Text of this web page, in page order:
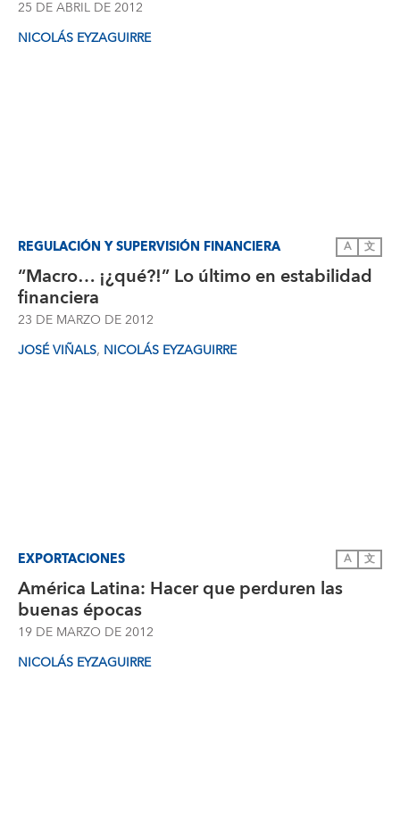
25 DE ABRIL DE 2012
NICOLÁS EYZAGUIRRE
REGULACIÓN Y SUPERVISIÓN FINANCIERA A 文
“Macro… ¡¿qué?!” Lo último en estabilidad
financiera
23 DE MARZO DE 2012
JOSÉ VIÑALS, NICOLÁS EYZAGUIRRE
EXPORTACIONES A 文
América Latina: Hacer que perduren las
buenas épocas
19 DE MARZO DE 2012
NICOLÁS EYZAGUIRRE